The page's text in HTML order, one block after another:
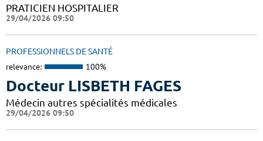
PRATICIEN HOSPITALIER
29/04/2026 09:50
PROFESSIONNELS DE SANTÉ
relevance: 100%
Docteur LISBETH FAGES
Médecin autres spécialités médicales
29/04/2026 09:50